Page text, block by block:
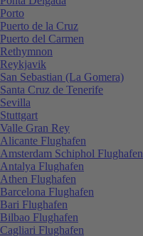
Porto
Puerto de la Cruz
Puerto del Carmen
Rethymnon
Reykjavik
San Sebastian (La Gomera)
Santa Cruz de Tenerife
Sevilla
Stuttgart
Valle Gran Rey
Alicante Flughafen
Amsterdam Schiphol Flughafen
Antalya Flughafen
Athen Flughafen
Barcelona Flughafen
Bari Flughafen
Bilbao Flughafen
Cagliari Flughafen